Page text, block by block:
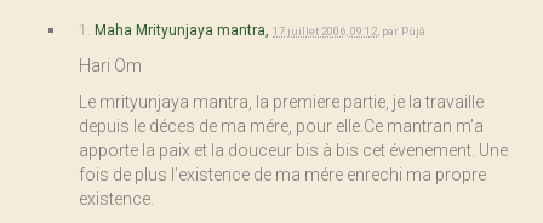
1. Maha Mrityunjaya mantra, 17 juillet 2006, 09:12 par Pûjâ
Hari Om
Le mrityunjaya mantra, la premiere partie, je la travaille
depuis le déces de ma mére, pour elle.Ce mantran m’a
apporte la paix et la douceur bis à bis cet évenement. Une
fois de plus l’existence de ma mére enrechi ma propre
existence.